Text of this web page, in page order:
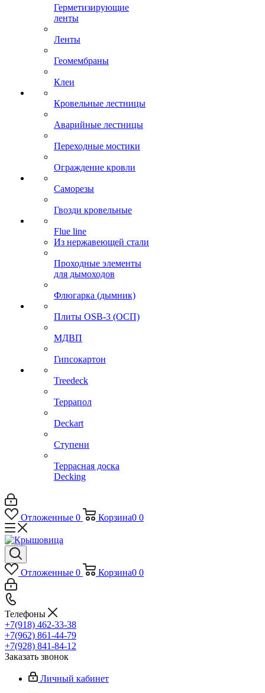
Герметизирующие
ленты
Ленты
Геомембраны
Клеи
Кровельные лестницы
Аварийные лестницы
Переходные мостики
Ограждение кровли
Саморезы
Гвозди кровельные
Flue line
Из нержавеющей стали
Проходные элементы
для дымоходов
Флюгарка (дымник)
Плиты OSB-3 (ОСП)
МДВП
Гипсокартон
Treedeck
Террапол
Deckart
Ступени
Террасная доска
Decking
Отложенные 0 Корзина0 0
Отложенные 0 Корзина0 0
Телефоны
+7(918) 462-33-38
+7(962) 861-44-79
+7(928) 841-84-12
Заказать звонок
Личный кабинет